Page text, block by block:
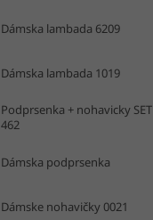
Dámska lambada 6209
Dámska lambada 1019
Podprsenka + nohavicky SET
462
Dámska podprsenka
Dámske nohavičky 0021